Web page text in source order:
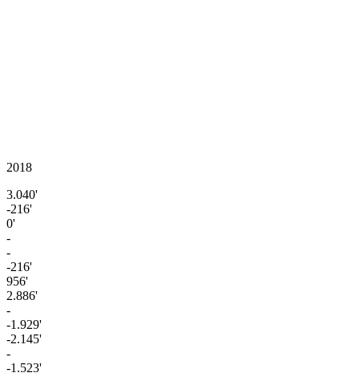
2018
3.040'
-216'
0'
-
-
-216'
956'
2.886'
-
-1.929'
-2.145'
-
-1.523'